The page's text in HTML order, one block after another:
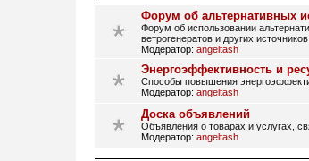
Форум об альтернативных
Форум об использовании
ветрогенератов и других источников
Модератор: angeltash
Энергоэффективность и
Способы повышения
Модератор: angeltash
Доска объявлений
Объявления о товарах и услугах,
Модератор: angeltash